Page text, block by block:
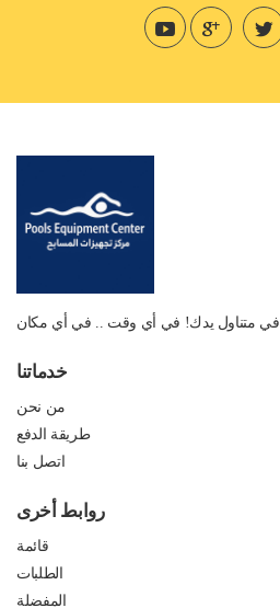
في متناول يدك! في أي وقت .. في أي مكان
خدماتنا
من نحن
طريقة الدفع
اتصل بنا
روابط أخرى
قائمة
الطلبات
المفضلة